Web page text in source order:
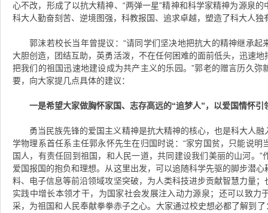
心不改，形成了以抗大精神、“两弹一星”精神和科学家精神为源泉
科大人勤奋刻苦、逆境图强，科教报国、追求卓越，塑造了科大人独
郭沫若校长当年曾提议：“请同学们坚决地把抗大的精神继承
大胆创造，团结互助，英勇活泼，不在任何困难的面前低头，迅速
把我们的祖国迅速地建设成为共产主义的乐园。”郭老的赠言历久
要，向大家提几点具体的建议：
一是希望大家做胸怀家国、志存高远的“追梦人”，以爱国情怀引
勇当民族先锋的爱国主义精神是抗大精神的核心，也是科大人
学物理系首任系主任郭永怀先生在归国时说：“家穷国贫，只能说
国人，有责任回到祖国，和人民一道，共同建设我们美丽的山河。
爱国报国的抱负和理想。从这里出发，可以追随科学先驱的脚步潜
料、电子信息等前沿领域攻坚突破，为人类科技进步贡献智慧力量
实践中增长本领才干，为国家社会发展注入动力源泉；还可以致力
采，为祖国和人民奉献拳拳赤子之心。大家通过校史想必都了解到